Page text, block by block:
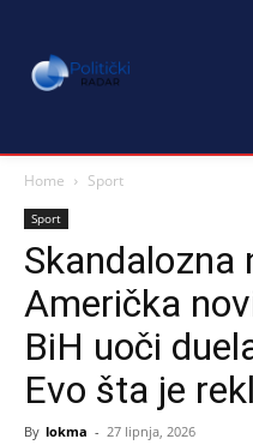
Home Sport
Sport
Skandalozna
Američka
BiH uoči
Evo šta je
By lokma - 27 lipnja, 2026